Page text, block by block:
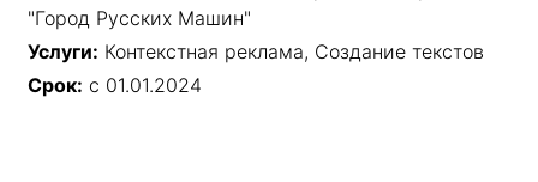
"Город Русских Машин"
Услуги: Контекстная реклама, Создание текстов
Срок: с 01.01.2024